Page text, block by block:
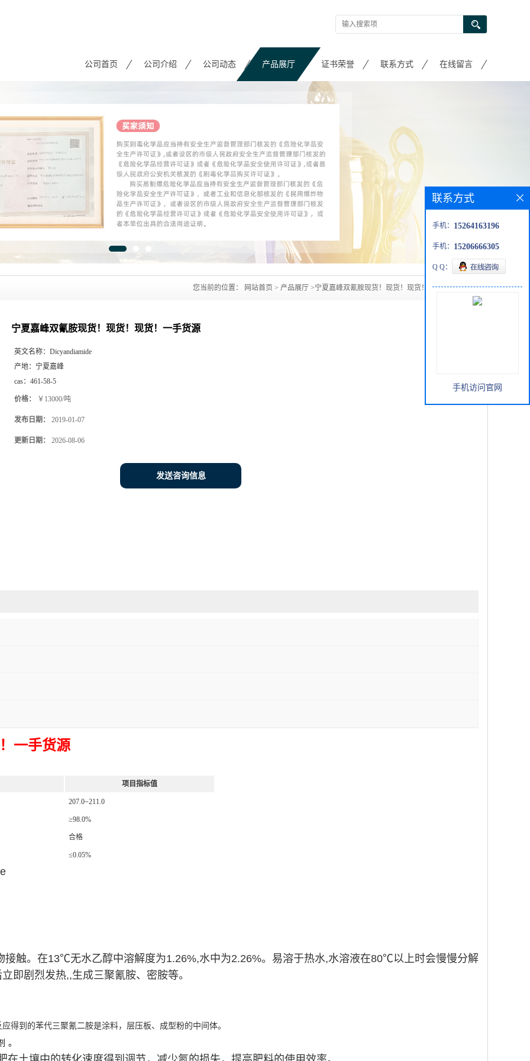
公司首页 公司介绍 公司动态 产品展厅 证书荣誉 联系方式 在线留言
您当前的位置： 网站首页 > 产品展厅 >宁夏嘉峰双氰胺现货！现货！现货！一手货源
宁夏嘉峰双氰胺现货！现货！现货！一手货源
英文名称： Dicyandiamide
产地： 宁夏嘉峰
cas： 461-58-5
价格： ￥13000/吨
发布日期： 2019-01-07
更新日期： 2026-08-06
发送咨询信息
一手货源
项目指标值
207.0~211.0
≥98.0%
合格
≤0.05%
接触。在13℃无水乙醇中溶解度为1.26%,水中为2.26%。易溶于热水,水溶液在80℃以上时会慢慢分解
即剧烈发热,,生成三聚氰胺、密胺等。
得到的苯代三聚氰二胺是涂料，层压板、成型粉的中间体。
。
联系方式
手机： 15264163196
手机： 15206666305
Q Q：
手机访问官网